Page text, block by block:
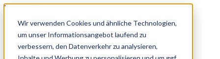
Wir verwenden Cookies und ähnliche Technologien,
um unser Informationsangebot laufend zu
verbessern, den Datenverkehr zu analysieren,
Direkt zum Inhalt
Über uns
Jobs & Karriere